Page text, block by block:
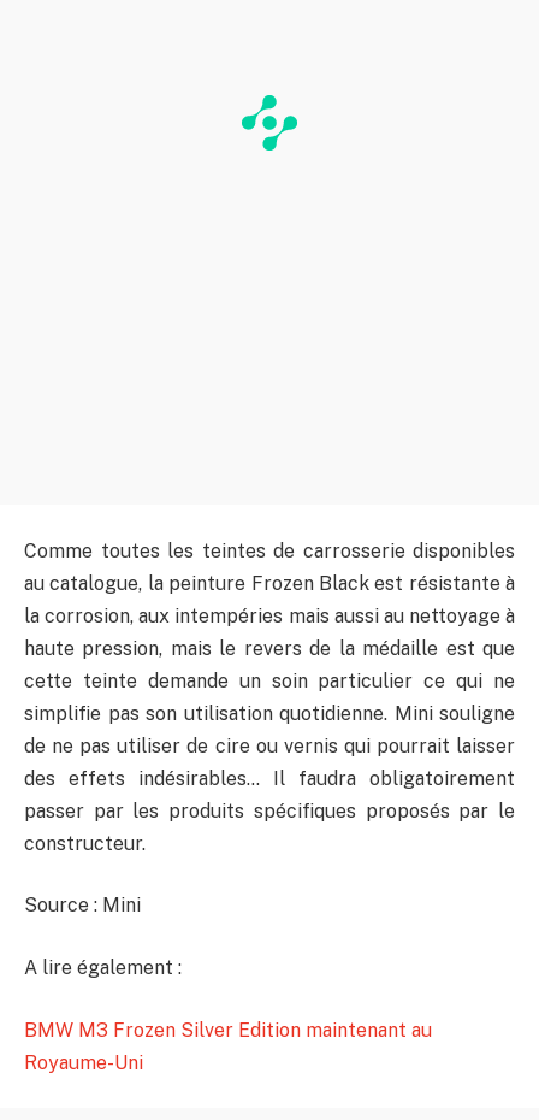
Comme toutes les teintes de carrosserie disponibles
au catalogue, la peinture Frozen Black est résistante à
la corrosion, aux intempéries mais aussi au nettoyage à
haute pression, mais le revers de la médaille est que
cette teinte demande un soin particulier ce qui ne
simplifie pas son utilisation quotidienne. Mini souligne
de ne pas utiliser de cire ou vernis qui pourrait laisser
des effets indésirables… Il faudra obligatoirement
passer par les produits spécifiques proposés par le
constructeur.
Source : Mini
A lire également :
BMW M3 Frozen Silver Edition maintenant au
Royaume-Uni